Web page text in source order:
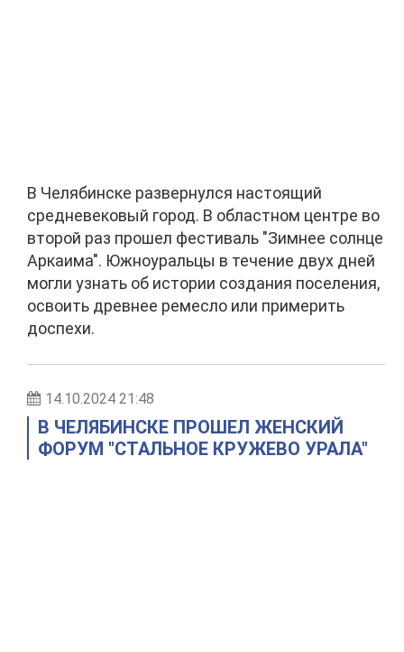
В Челябинске развернулся настоящий
средневековый город. В областном центре во
второй раз прошел фестиваль "Зимнее солнце
Аркаима". Южноуральцы в течение двух дней
могли узнать об истории создания поселения,
освоить древнее ремесло или примерить
доспехи.
14.10.2024 21:48
В ЧЕЛЯБИНСКЕ ПРОШЕЛ ЖЕНСКИЙ
ФОРУМ "СТАЛЬНОЕ КРУЖЕВО УРАЛА"